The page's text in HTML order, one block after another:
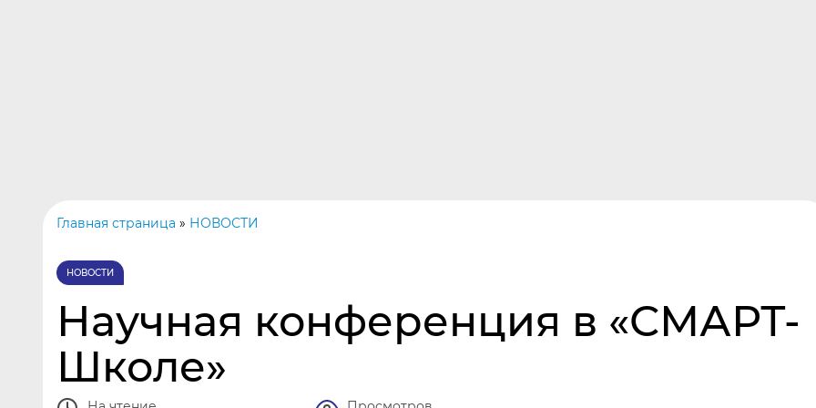
Главная страница » НОВОСТИ
НОВОСТИ
Научная конференция в «СМАРТ-
Школе»